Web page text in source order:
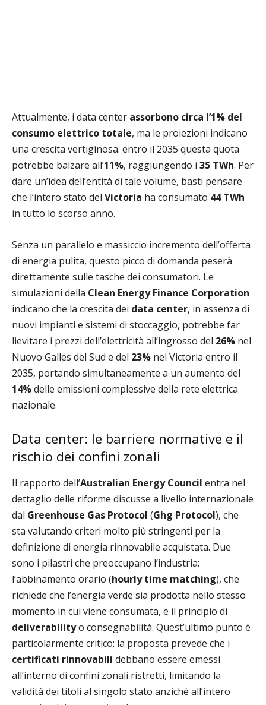
Attualmente, i data center assorbono circa l’1% del
consumo elettrico totale, ma le proiezioni indicano
una crescita vertiginosa: entro il 2035 questa quota
potrebbe balzare all’11%, raggiungendo i 35 TWh. Per
dare un’idea dell’entità di tale volume, basti pensare
che l’intero stato del Victoria ha consumato 44 TWh
in tutto lo scorso anno.
Senza un parallelo e massiccio incremento dell’offerta
di energia pulita, questo picco di domanda peserà
direttamente sulle tasche dei consumatori. Le
simulazioni della Clean Energy Finance Corporation
indicano che la crescita dei data center, in assenza di
nuovi impianti e sistemi di stoccaggio, potrebbe far
lievitare i prezzi dell’elettricità all’ingrosso del 26% nel
Nuovo Galles del Sud e del 23% nel Victoria entro il
2035, portando simultaneamente a un aumento del
14%delle emissioni complessive della rete elettrica
nazionale.
Data center: le barriere normative e il
rischio dei confini zonali
Il rapporto dell’Australian Energy Council entra nel
dettaglio delle riforme discusse a livello internazionale
dal Greenhouse Gas Protocol (Ghg Protocol), che
sta valutando criteri molto più stringenti per la
definizione di energia rinnovabile acquistata. Due
sono i pilastri che preoccupano l’industria:
l’abbinamento orario (hourly time matching), che
richiede che l’energia verde sia prodotta nello stesso
momento in cui viene consumata, e il principio di
deliverabilityo consegnabilità. Quest’ultimo punto è
particolarmente critico: la proposta prevede che i
certificati rinnovabili debbano essere emessi
all’interno di confini zonali ristretti, limitando la
validità dei titoli al singolo stato anziché all’intero